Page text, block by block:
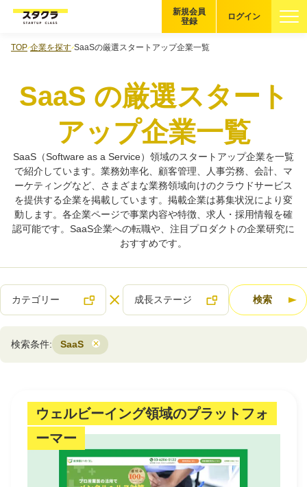
企業を探す
無料・5分
スタクラが選ばれる理由
スタートアップ厳選の仕組み
紹介する企業について
Startup Magazine
注目スタートアップ
CEOインタビュー
大学発スタートアップ
ログイン
新規会員
登録
TOP 企業を探す SaaSの厳選スタートアップ企業一覧
SaaS の厳選スタート
アップ企業一覧
SaaS（Software as a Service）領域のスタートアップ企業を一覧
で紹介しています。業務効率化、顧客管理、人事労務、会計、マ
ーケティングなど、さまざまな業務領域向けのクラウドサービス
を提供する企業を掲載しています。掲載企業は募集状況により変
動します。各企業ページで事業内容や特徴、求人・採用情報を確
認可能です。SaaS企業への転職や、注目プロダクトの企業研究に
おすすめです。
カテゴリー 成長ステージ 検索
検索条件: SaaS
ウェルビーイング領域のプラットフォ
ーマー